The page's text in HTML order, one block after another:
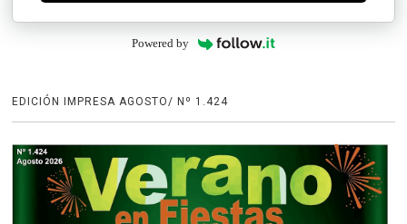
Powered by
EDICIÓN IMPRESA AGOSTO/ Nº 1.424